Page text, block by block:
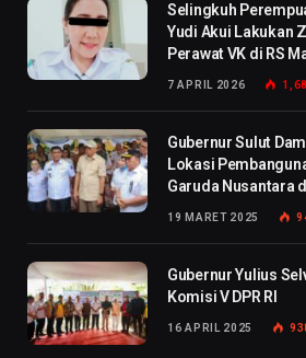
Selingkuh
Yudi Akui Lakukan
Perawat VK di RS
7 APRIL 2026
Gubernur Sulut
Lokasi
Garuda Nusantara
19 MARET 2025
Gubernur Yulius
Komisi V DPR RI
16 APRIL 2025